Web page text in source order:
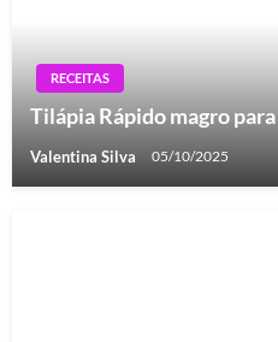
RECEITAS
Tilápia Rápido magro
Valentina Silva 05/10/2025